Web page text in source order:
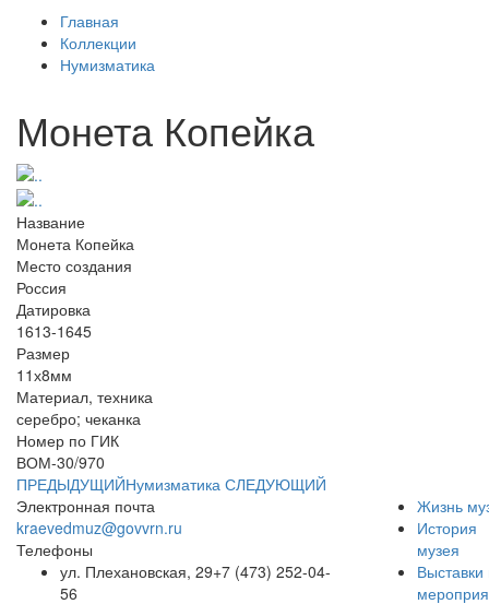
Главная
Коллекции
Нумизматика
Монета Копейка
Название
Монета Копейка
Место создания
Россия
Датировка
1613-1645
Размер
11х8мм
Материал, техника
серебро; чеканка
Номер по ГИК
ВОМ-30/970
ПРЕДЫДУЩИЙНумизматика СЛЕДУЮЩИЙ
Электронная почта
kraevedmuz@govvrn.ru
Телефоны
ул. Плехановская, 29+7 (473) 252-04-
56
Жизнь
История
музея
Выставки